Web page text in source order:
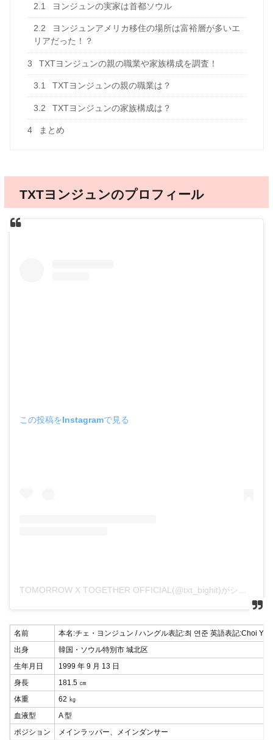
2.1 ヨンジュンの実家は首都ソウル
2.2
ヨンジュンアメリカ移住の場所は富裕層が多いエ
リアだった！？
3 TXTヨンジュンの親の職業や家族構成を調査！
3.1 TXTヨンジュンの親の職業は？
3.2 TXTヨンジュンの家族構成は？
4 まとめ
TXTヨンジュンのプロフィール
この投稿をInstagramで見る
名前
本名:チェ・ヨンジュン / ハングル表記:최 연준 英語表記:Choi
出身
韓国・ソウル特別市 城北区
生年月日
1999 年 9 月 13 日
身長
181.5 ㎝
体重
62 ㎏
血液型
A 型
ポジション
メインラッパー、メインダンサー